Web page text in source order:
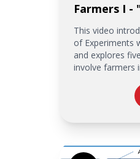
Farmers I -
This video
of Experiments
and explores
involve farmers